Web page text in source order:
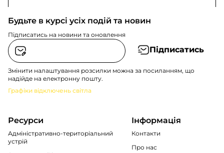
Будьте в курсі усіх подій та новин
Підписатись на новини та оновлення
Підписатись
Змінити налаштування розсилки можна за посиланням, що
надійде на електронну пошту.
Графіки відключень світла
Ресурси
Адміністративно-територіальний
устрій
Інформація
Контакти
Про нас